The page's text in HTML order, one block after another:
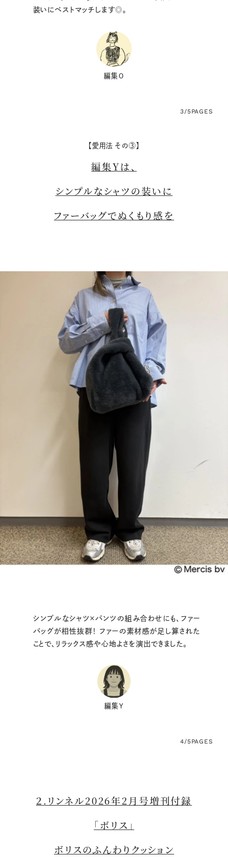
装いにベストマッチします◎。
編集O
3/5PAGES
【愛用法 その③】
編集Yは、
シンプルなシャツの装いに
ファーバッグでぬくもり感を
シンプルなシャツ×パンツの組み合わせにも、ファー
バッグが相性抜群！ ファーの素材感が足し算された
ことで、リラックス感や心地よさを演出できました。
編集Y
4/5PAGES
２.リンネル2026年2月号増刊付録
「ボリス」
ボリスのふんわりクッション